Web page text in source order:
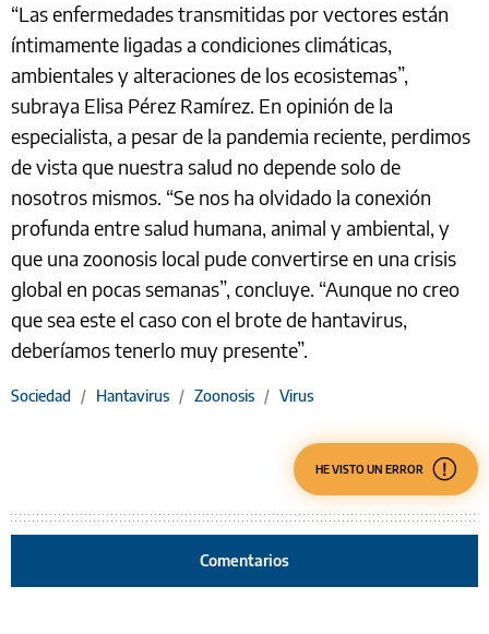
“Las enfermedades transmitidas por vectores están
íntimamente ligadas a condiciones climáticas,
ambientales y alteraciones de los ecosistemas”,
subraya Elisa Pérez Ramírez. En opinión de la
especialista, a pesar de la pandemia reciente, perdimos
de vista que nuestra salud no depende solo de
nosotros mismos. “Se nos ha olvidado la conexión
profunda entre salud humana, animal y ambiental, y
que una zoonosis local pude convertirse en una crisis
global en pocas semanas”, concluye. “Aunque no creo
que sea este el caso con el brote de hantavirus,
deberíamos tenerlo muy presente”.
Sociedad / Hantavirus / Zoonosis / Virus
HE VISTO UN ERROR
Comentarios